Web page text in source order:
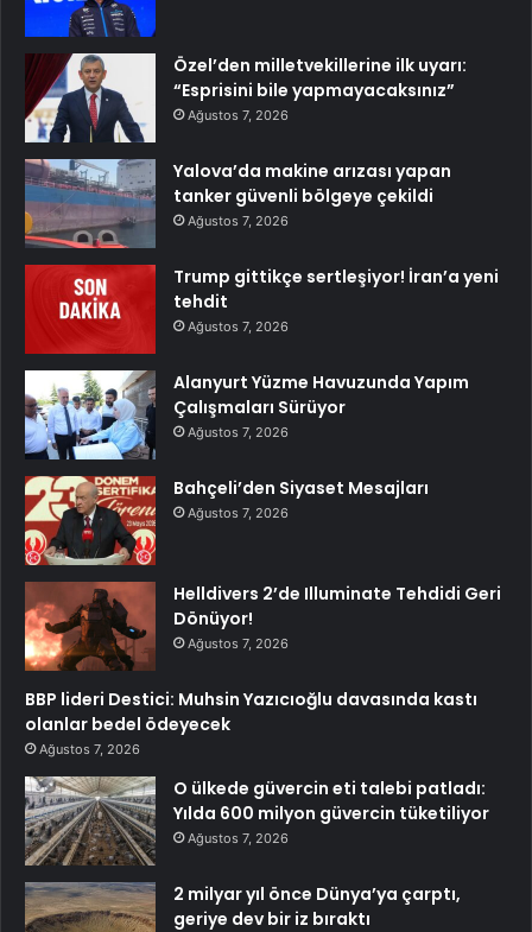
Özel’den milletvekillerine ilk uyarı:
“Esprisini bile yapmayacaksınız”
Ağustos 7, 2026
Yalova’da makine arızası yapan
tanker güvenli bölgeye çekildi
Ağustos 7, 2026
Trump gittikçe sertleşiyor! İran’a yeni
tehdit
Ağustos 7, 2026
Alanyurt Yüzme Havuzunda Yapım
Çalışmaları Sürüyor
Ağustos 7, 2026
Bahçeli’den Siyaset Mesajları
Ağustos 7, 2026
Helldivers 2’de Illuminate Tehdidi Geri
Dönüyor!
Ağustos 7, 2026
BBP lideri Destici: Muhsin Yazıcıoğlu davasında kastı
olanlar bedel ödeyecek
Ağustos 7, 2026
O ülkede güvercin eti talebi patladı:
Yılda 600 milyon güvercin tüketiliyor
Ağustos 7, 2026
2 milyar yıl önce Dünya’ya çarptı,
geriye dev bir iz bıraktı